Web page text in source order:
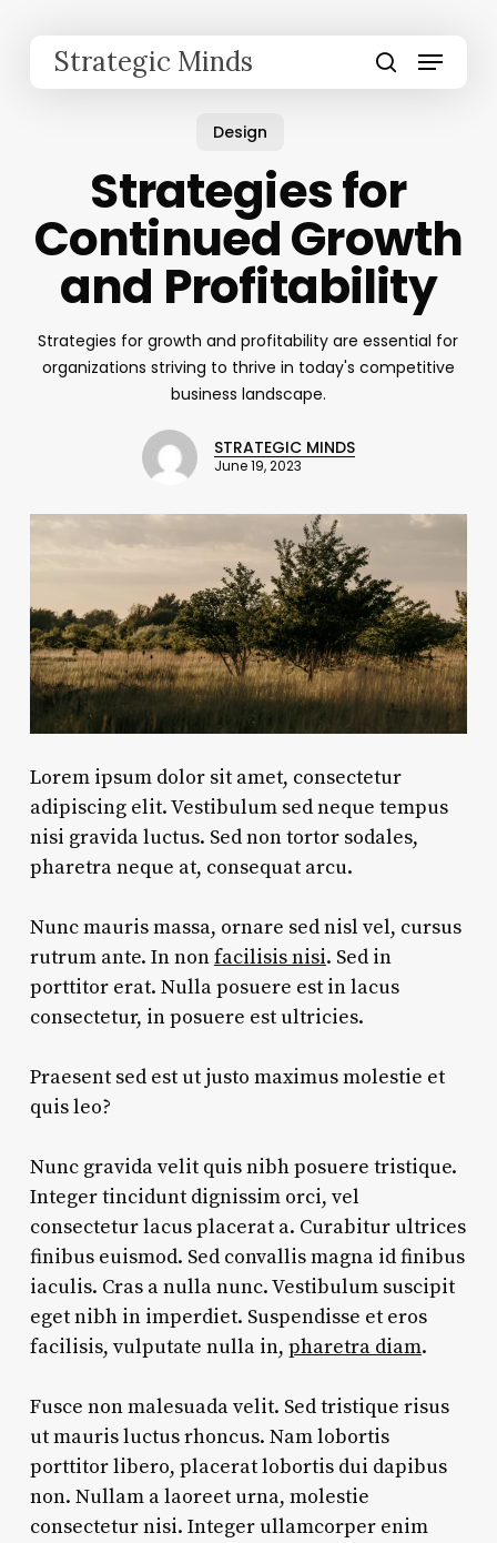
content
Strategic Minds
search
Menu
Design
Strategies for
Continued Growth
and Profitability
Strategies for growth and profitability are essential for
organizations striving to thrive in today's competitive
business landscape.
STRATEGIC MINDS
June 19, 2023
Lorem ipsum dolor sit amet, consectetur
adipiscing elit. Vestibulum sed neque tempus
nisi gravida luctus. Sed non tortor sodales,
pharetra neque at, consequat arcu.
Nunc mauris massa, ornare sed nisl vel, cursus
rutrum ante. In nonfacilisis nisi. Sed in
porttitor erat. Nulla posuere est in lacus
consectetur, in posuere est ultricies.
Praesent sed est ut justo maximus molestie et
quis leo?
Nunc gravida velit quis nibh posuere tristique.
Integer tincidunt dignissim orci, vel
consectetur lacus placerat a. Curabitur ultrices
finibus euismod. Sed convallis magna id finibus
iaculis. Cras a nulla nunc. Vestibulum suscipit
eget nibh in imperdiet. Suspendisse et eros
facilisis, vulputate nulla in, pharetra diam.
Fusce non malesuada velit. Sed tristique risus
ut mauris luctus rhoncus. Nam lobortis
porttitor libero, placerat lobortis dui dapibus
non. Nullam a laoreet urna, molestie
consectetur nisi. Integer ullamcorper enim